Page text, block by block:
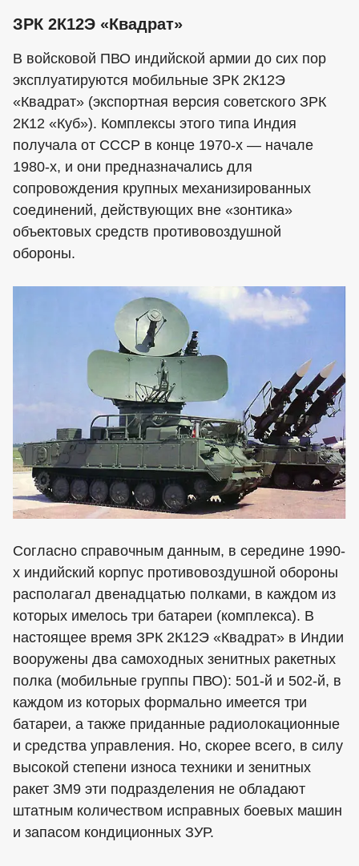
ЗРК 2К12Э «Квадрат»
В войсковой ПВО индийской армии до сих пор
эксплуатируются мобильные ЗРК 2К12Э
«Квадрат» (экспортная версия советского ЗРК
2К12 «Куб»). Комплексы этого типа Индия
получала от СССР в конце 1970-х — начале
1980-х, и они предназначались для
сопровождения крупных механизированных
соединений, действующих вне «зонтика»
объектовых средств противовоздушной
обороны.
Согласно справочным данным, в середине 1990-
х индийский корпус противовоздушной обороны
располагал двенадцатью полками, в каждом из
которых имелось три батареи (комплекса). В
настоящее время ЗРК 2К12Э «Квадрат» в Индии
вооружены два самоходных зенитных ракетных
полка (мобильные группы ПВО): 501-й и 502-й, в
каждом из которых формально имеется три
батареи, а также приданные радиолокационные
и средства управления. Но, скорее всего, в силу
высокой степени износа техники и зенитных
ракет 3М9 эти подразделения не обладают
штатным количеством исправных боевых машин
и запасом кондиционных ЗУР.